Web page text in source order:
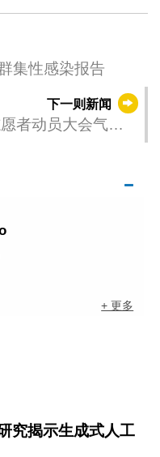
集性感染报告
下一则新闻
者动员大会气氛
+ 更多
究揭示生成式人工